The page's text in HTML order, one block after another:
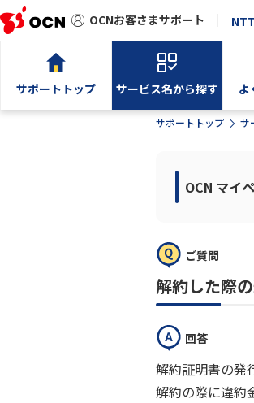
OCNお客さまサポート
サポートトップ サービス名から探す よ
サポートトップ サ
OCN マイ
ご質問
解約した際
回答
解約証明書の発
解約の際に違約